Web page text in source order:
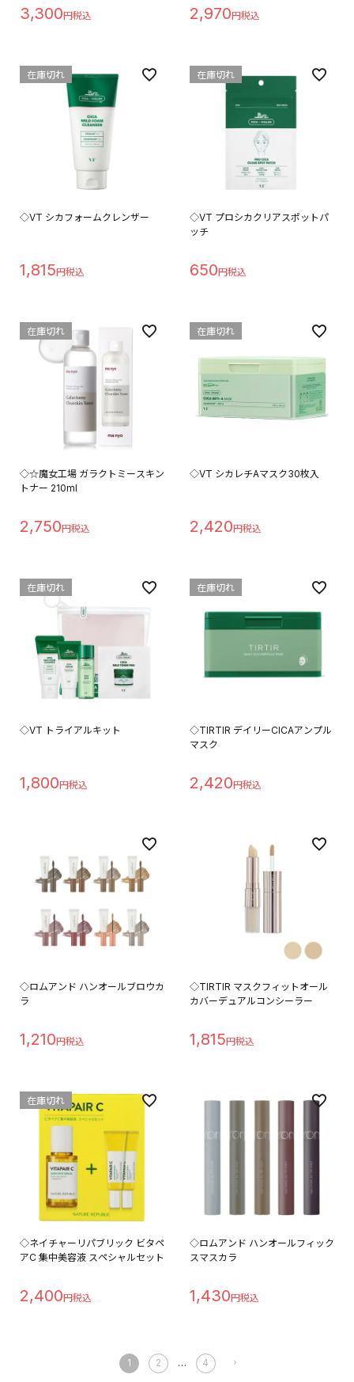
3,300 2,970
◇VT シカフォームクレンザー
1,815
在庫切れ
◇VT プロシカクリアスポットパ
ッチ
650
在庫切れ
◇☆魔女工場 ガラクトミースキン
トナー 210ml
2,750
在庫切れ
◇VT シカレチAマスク30枚入
2,420
在庫切れ
◇VT トライアルキット
1,800
在庫切れ
◇TIRTIR デイリーCICAアンプル
マスク
2,420
在庫切れ
◇ロムアンド ハンオールブロウカ
ラ
1,210
◇TIRTIR マスクフィットオール
カバーデュアルコンシーラー
1,815
◇ネイチャーリパブリック ビタペ
アC 集中美容液 スペシャルセット
2,400
在庫切れ
◇ロムアンド ハンオールフィック
スマスカラ
1,430
1 2 … 4